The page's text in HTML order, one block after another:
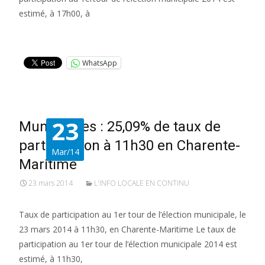
estimé, à 17h00, à
WhatsApp
23
Mar/14
Municipales : 25,09% de taux de
participation à 11h30 en Charente-
Maritime
23 mars 2014 L'INFO LOCALE EN CONTINU
Taux de participation au 1er tour de l’élection municipale, le
23 mars 2014 à 11h30, en Charente-Maritime Le taux de
participation au 1er tour de l’élection municipale 2014 est
estimé, à 11h30,